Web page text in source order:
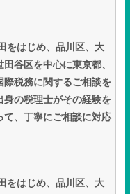
をはじめ、品川区、大
谷区を中心に東京都、
際税務に関するご相談を
の税理士がその経験を
、丁寧にご相談に対応
をはじめ、品川区、大